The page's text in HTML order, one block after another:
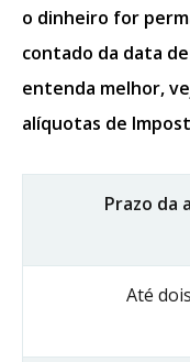
o dinheiro for
contado da data
entenda melhor,
alíquotas de
Prazo da
Até